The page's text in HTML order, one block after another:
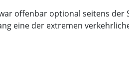
offenbar optional seitens der
eine der extremen